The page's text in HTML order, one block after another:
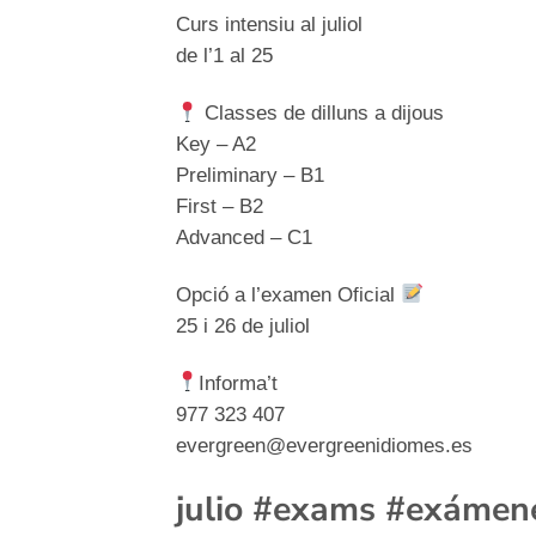
Curs intensiu al juliol
de l’1 al 25
Classes de dilluns a dijous
Key – A2
Preliminary – B1
First – B2
Advanced – C1
Opció a l’examen Oficial
25 i 26 de juliol
Informa’t
977 323 407
evergreen@evergreenidiomes.es
julio #exams